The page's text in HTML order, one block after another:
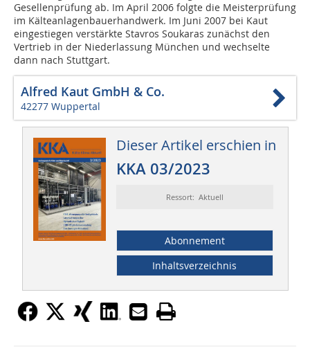
Gesellenprüfung ab. Im April 2006 folgte die Meisterprüfung
im Kälteanlagenbauerhandwerk. Im Juni 2007 bei Kaut
eingestiegen verstärkte Stavros Soukaras zunächst den
Vertrieb in der Niederlassung München und wechselte
dann nach Stuttgart.
Alfred Kaut GmbH & Co.
42277 Wuppertal
Dieser Artikel erschien in
KKA 03/2023
Ressort: Aktuell
Abonnement
Inhaltsverzeichnis